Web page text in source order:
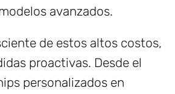
avanzados.
de estos altos costos,
proactivas. Desde el
personalizados en